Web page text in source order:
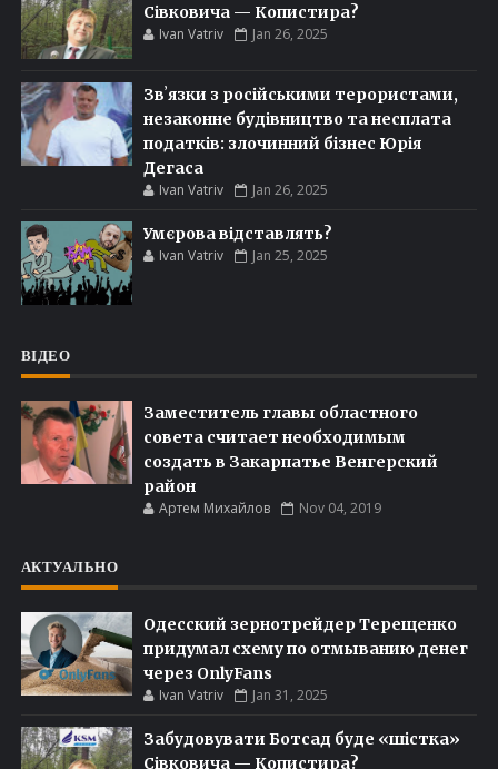
Сівковича — Копистира?
Ivan Vatriv Jan 26, 2025
Звʼязки з російськими терористами,
незаконне будівництво та несплата
податків: злочинний бізнес Юрія
Дегаса
Ivan Vatriv Jan 26, 2025
Умєрова відставлять?
Ivan Vatriv Jan 25, 2025
ВІДЕО
Заместитель главы областного
совета считает необходимым
создать в Закарпатье Венгерский
район
Артем Михайлов Nov 04, 2019
АКТУАЛЬНО
Одесский зернотрейдер Терещенко
придумал схему по отмыванию денег
через OnlyFans
Ivan Vatriv Jan 31, 2025
Забудовувати Ботсад буде «шістка»
Сівковича — Копистира?